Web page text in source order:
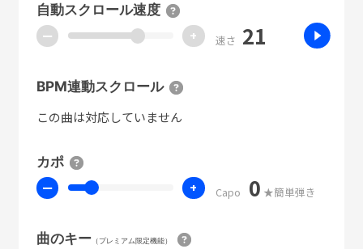
自動スクロール速度
ー + 速さ 21
BPM連動スクロール
この曲は対応していません
カポ
ー + Capo 0 ★簡単弾き
曲のキー（プレミアム限定機能）